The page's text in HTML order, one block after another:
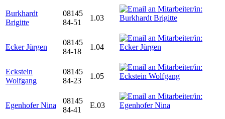
Burkhardt
Brigitte
08145
84-51
1.03
Ecker Jürgen
08145
84-18
1.04
Eckstein
Wolfgang
08145
84-23
1.05
Egenhofer Nina
08145
84-41
E.03